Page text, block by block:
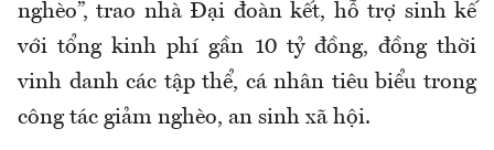
nghèo”, trao nhà Đại đoàn kết, hỗ trợ sinh kế
với tổng kinh phí gần 10 tỷ đồng, đồng thời
vinh danh các tập thể, cá nhân tiêu biểu trong
công tác giảm nghèo, an sinh xã hội.